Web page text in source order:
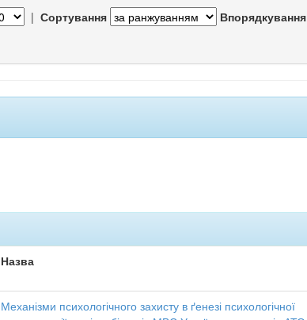
| Сортування Впорядкування
Назва
Механізми психологічного захисту в ґенезі психологічної